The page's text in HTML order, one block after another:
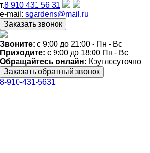
т.8 910 431 56 31
e-mail: sgardens@mail.ru
Звоните: c 9:00 до 21:00 - Пн - Вс
Приходите: c 9:00 до 18:00 Пн - Вс
Обращайтесь онлайн: Круглосуточно
8-910-431-5631